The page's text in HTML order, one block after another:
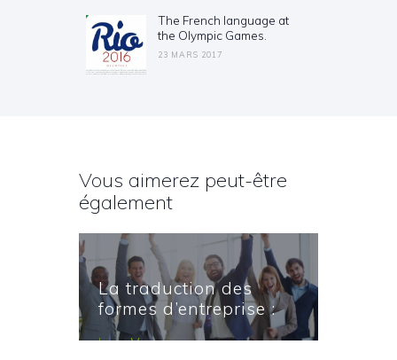
Next post:
The French language at
the Olympic Games.
23 MARS 2017
Vous aimerez peut-être
également
La traduction des
formes d’entreprise :
les partnership.
Learn More